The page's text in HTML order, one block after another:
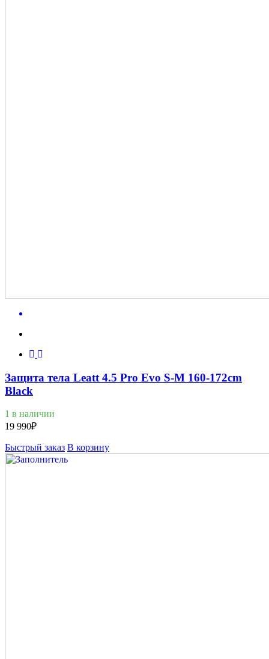
Защита тела Leatt 4.5 Pro Evo S-M 160-172cm
Black
1 в наличии
19 990₽
Быстрый заказ В корзину